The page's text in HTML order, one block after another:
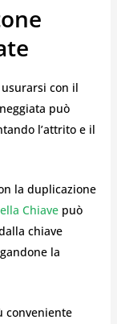
con il
può
l’attrito e il
la duplicazione
Chiave può
chiave
la
conveniente